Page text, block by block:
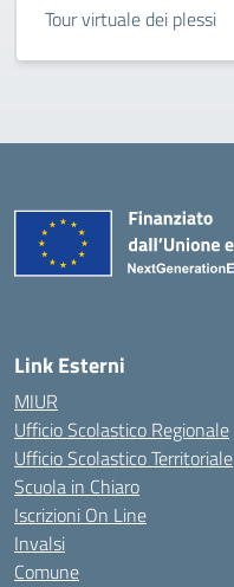
Tour virtuale dei plessi
Link Esterni
MIUR
Ufficio Scolastico Regionale
Ufficio Scolastico Territoriale
Scuola in Chiaro
Iscrizioni On Line
Invalsi
Comune